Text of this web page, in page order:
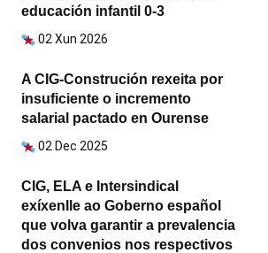
educación infantil 0-3
02 Xun 2026
A CIG-Construción rexeita por
insuficiente o incremento
salarial pactado en Ourense
02 Dec 2025
CIG, ELA e Intersindical
exíxenlle ao Goberno español
que volva garantir a prevalencia
dos convenios nos respectivos